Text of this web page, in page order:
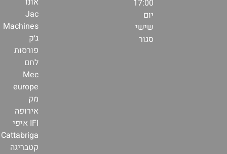
17:00
יום
שישי
סגור
Jac
Machines
ג׳ק
פורסות
לחם
Mec
europe
מק
אירופה
IFI איפי
Cattabriga
קטבריגה